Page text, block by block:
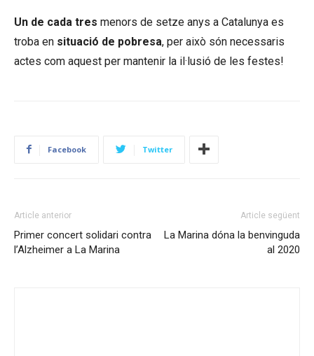
Un de cada tres menors de setze anys a Catalunya es
troba en situació de pobresa, per això són necessaris
actes com aquest per mantenir la il·lusió de les festes!
Facebook Twitter
Article anterior
Primer concert solidari contra
l’Alzheimer a La Marina
Article següent
La Marina dóna la benvinguda
al 2020